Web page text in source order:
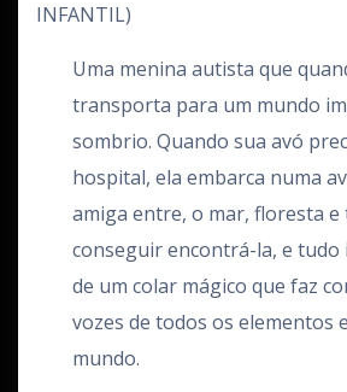
INFANTIL)
Uma menina autista que
transporta para um mundo
sombrio. Quando sua avó
hospital, ela embarca numa
amiga entre, o mar, floresta e
conseguir encontrá-la, e tudo
de um colar mágico que faz
vozes de todos os elementos
mundo.